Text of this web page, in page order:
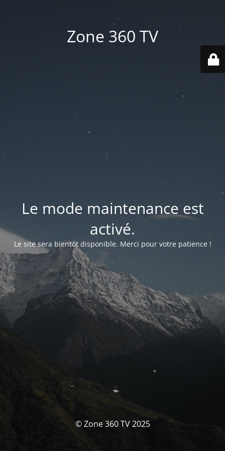
Zone 360 TV
Le mode maintenance est
activé.
Le site sera bientôt disponible. Merci pour votre patience !
© Zone 360 TV 2025